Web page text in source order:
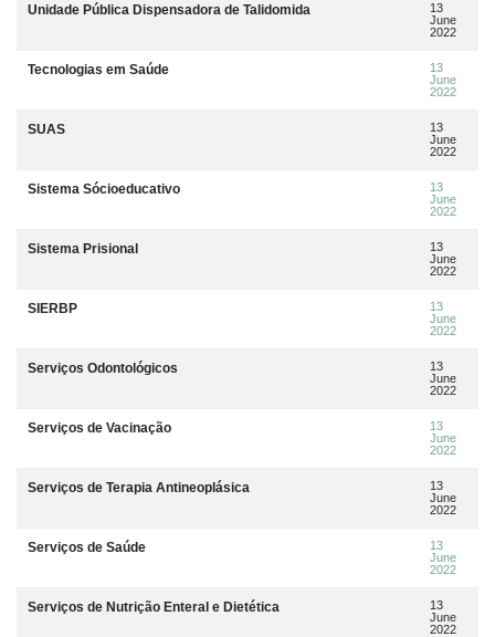
Unidade Pública Dispensadora de Talidomida
13
June
2022
Tecnologias em Saúde
13
June
2022
SUAS
13
June
2022
Sistema Sócioeducativo
13
June
2022
Sistema Prisional
13
June
2022
SIERBP
13
June
2022
Serviços Odontológicos
13
June
2022
Serviços de Vacinação
13
June
2022
Serviços de Terapia Antineoplásica
13
June
2022
Serviços de Saúde
13
June
2022
Serviços de Nutrição Enteral e Dietética
13
June
2022